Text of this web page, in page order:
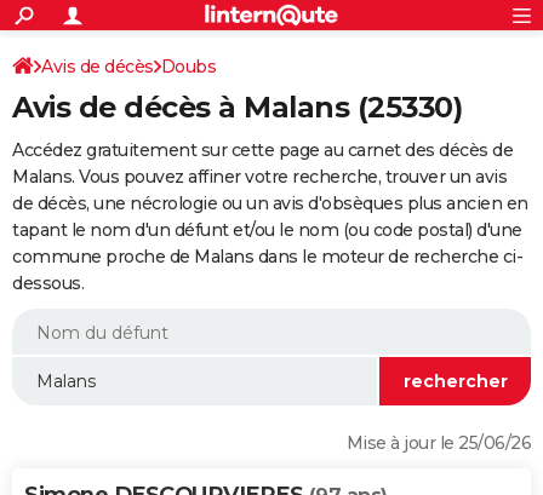
ACTUALITÉS
Politique
Société
Faits Divers
Education
Monde
Villes
+
SPORT
Coupe du monde 2026
Football
Tennis
Cyclisme
Rugby
Forum
Programme TV
TNTStreaming
Cinéma
Sorties cinéma
Musique
+
FINANCE
Retraite
Epargne
Immobilier
Risques naturels par ville
Assurance
AUTO
Essais
Réserver un essai
Citadines
Berlines
SUV
Forum auto
+
HIGH-TECH
BRICOLAGE
WEEK-END
Avis de décès Doubs
Avis de décès à Malans (25330)
Accédez gratuitement sur cette page au carnet des décès de
Malans. Vous pouvez affiner votre recherche, trouver un avis
de décès, une nécrologie ou un avis d'obsèques plus ancien en
tapant le nom d'un défunt et/ou le nom (ou code postal) d'une
commune proche de Malans dans le moteur de recherche ci-
dessous.
Mise à jour le 25/06/26